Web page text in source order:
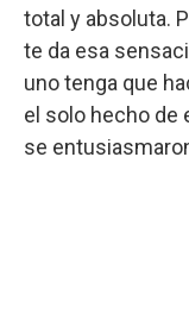
total y absoluta.
te da esa
uno tenga que
el solo hecho de
se